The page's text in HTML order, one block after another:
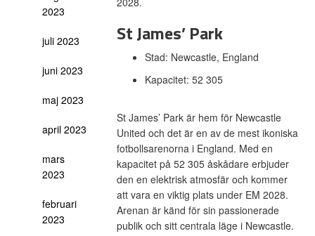
2023
juli 2023
juni 2023
maj 2023
april 2023
mars
2023
februari
2023
St James’ Park
Stad: Newcastle, England
Kapacitet: 52 305
St James’ Park är hem för Newcastle
United och det är en av de mest ikoniska
fotbollsarenorna i England. Med en
kapacitet på 52 305 åskådare erbjuder
den en elektrisk atmosfär och kommer
att vara en viktig plats under EM 2028.
Arenan är känd för sin passionerade
publik och sitt centrala läge i Newcastle.